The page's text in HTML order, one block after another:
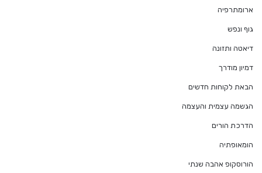
ארומתרפיה
גוף ונפש
דיאטה ותזונה
דמיון מודרך
הבאת לקוחות חדשים
הגשמה עצמית והעצמה
הדרכת הורים
הומאופתיה
הורוסקופ אהבה שנתי